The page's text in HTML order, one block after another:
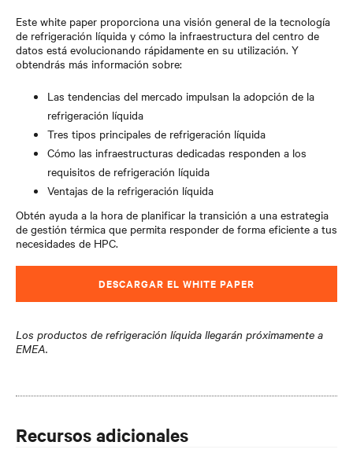
Este white paper proporciona una visión general de la tecnología
de refrigeración líquida y cómo la infraestructura del centro de
datos está evolucionando rápidamente en su utilización. Y
obtendrás más información sobre:
Las tendencias del mercado impulsan la adopción de la
refrigeración líquida
Tres tipos principales de refrigeración líquida
Cómo las infraestructuras dedicadas responden a los
requisitos de refrigeración líquida
Ventajas de la refrigeración líquida
Obtén ayuda a la hora de planificar la transición a una estrategia
de gestión térmica que permita responder de forma eficiente a tus
necesidades de HPC.
DESCARGAR EL WHITE PAPER
Los productos de refrigeración líquida llegarán próximamente a
EMEA.
Recursos adicionales